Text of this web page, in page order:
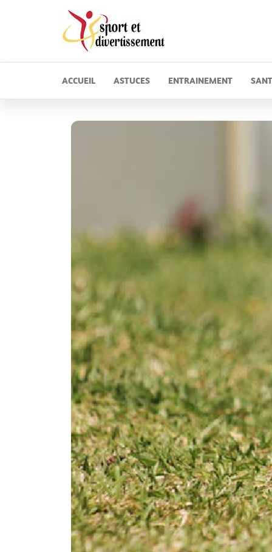
ACCUEIL ASTUCES ENTRAINEMENT